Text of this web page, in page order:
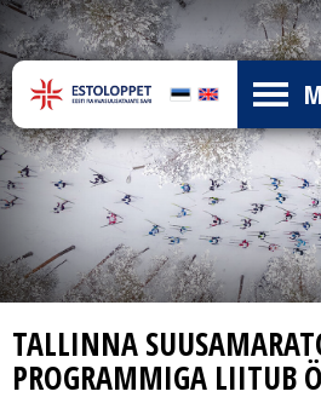
TALLINNA
PROGRAMMIGA LIITUB